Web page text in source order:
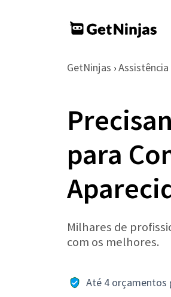
GetNinjas › Assistência
para
Milhares de
com os melhores.
Até 4 orçamentos